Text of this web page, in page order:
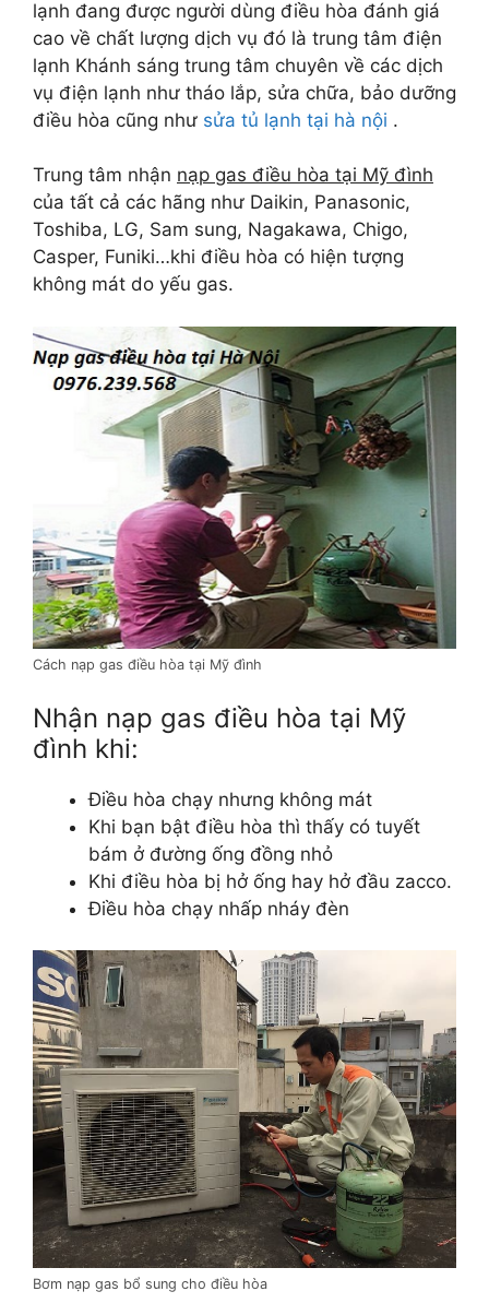
lạnh đang được người dùng điều hòa đánh giá
cao về chất lượng dịch vụ đó là trung tâm điện
lạnh Khánh sáng trung tâm chuyên về các dịch
vụ điện lạnh như tháo lắp, sửa chữa, bảo dưỡng
điều hòa cũng như sửa tủ lạnh tại hà nội .
Trung tâm nhận nạp gas điều hòa tại Mỹ đình
của tất cả các hãng như Daikin, Panasonic,
Toshiba, LG, Sam sung, Nagakawa, Chigo,
Casper, Funiki…khi điều hòa có hiện tượng
không mát do yếu gas.
Cách nạp gas điều hòa tại Mỹ đình
Nhận nạp gas điều hòa tại Mỹ
đình khi:
Điều hòa chạy nhưng không mát
Khi bạn bật điều hòa thì thấy có tuyết
bám ở đường ống đồng nhỏ
Khi điều hòa bị hở ống hay hở đầu zacco.
Điều hòa chạy nhấp nháy đèn
Bơm nạp gas bổ sung cho điều hòa